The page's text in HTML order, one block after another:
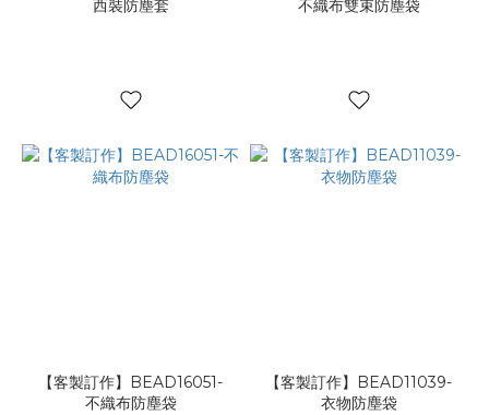
西裝防塵套 不織布雙束防塵袋
【客製訂作】BEAD16051-
不織布防塵袋
【客製訂作】BEAD11039-
衣物防塵袋